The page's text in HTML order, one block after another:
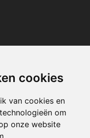
cookies
van cookies en
om
onze website